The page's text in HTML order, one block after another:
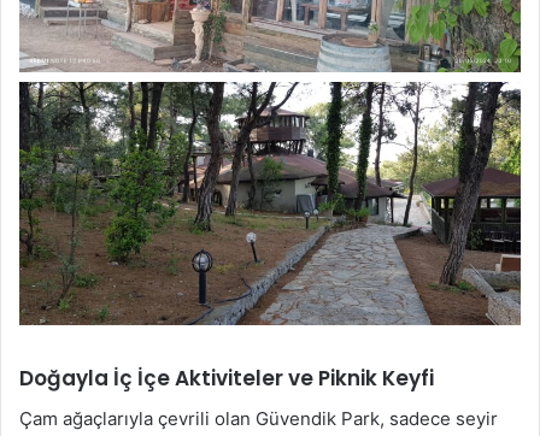
Doğayla İç İçe Aktiviteler ve Piknik Keyfi
Çam ağaçlarıyla çevrili olan Güvendik Park, sadece seyir